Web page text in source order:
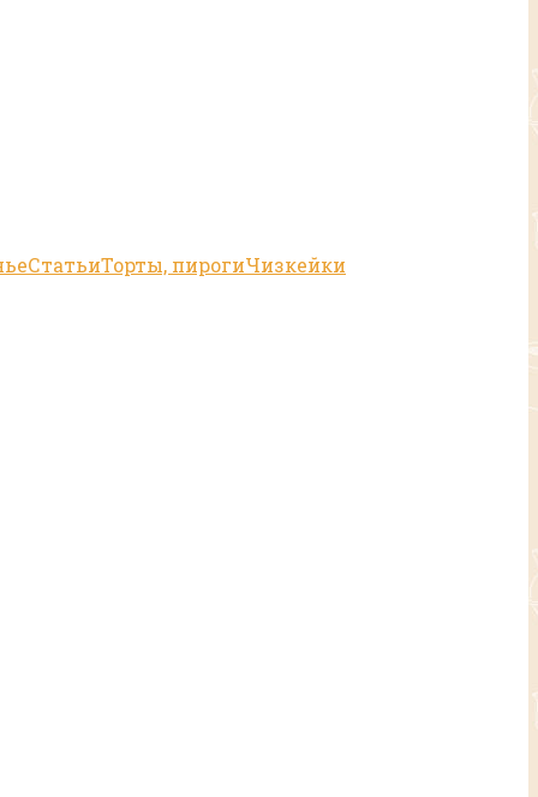
СтатьиТорты, пирогиЧизкейки